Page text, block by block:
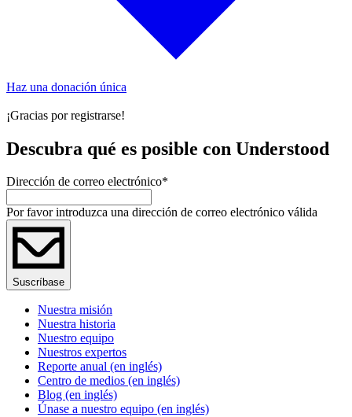
Haz una donación única
¡Gracias por registrarse!
Descubra qué es posible con Understood
Dirección de correo electrónico*
Por favor introduzca una dirección de correo electrónico válida
Suscríbase
Nuestra misión
Nuestra historia
Nuestro equipo
Nuestros expertos
Reporte anual (en inglés)
Centro de medios (en inglés)
Blog (en inglés)
Únase a nuestro equipo (en inglés)